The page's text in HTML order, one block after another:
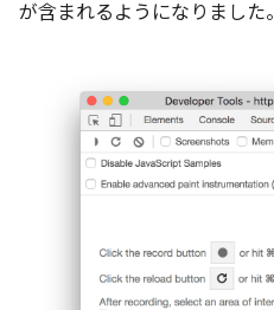
が含まれるようになりました。